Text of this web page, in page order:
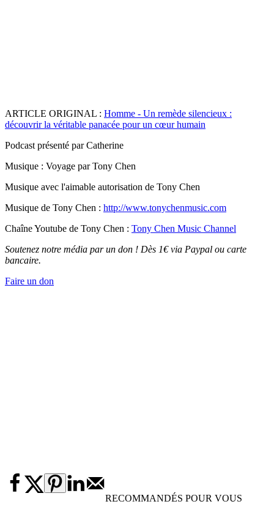
ARTICLE ORIGINAL : Homme - Un remède silencieux :
découvrir la véritable panacée pour un cœur humain
Podcast présenté par Catherine
Musique : Voyage par Tony Chen
Musique avec l'aimable autorisation de Tony Chen
Musique de Tony Chen : http://www.tonychenmusic.com
Chaîne Youtube de Tony Chen : Tony Chen Music Channel
Soutenez notre média par un don ! Dès 1€ via Paypal ou carte
bancaire.
Faire un don
RECOMMANDÉS POUR VOUS